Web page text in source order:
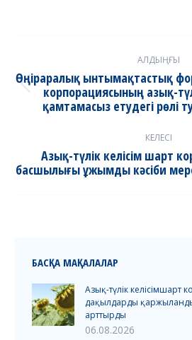
navigation
АЛДЫҢҒЫ
post:
Өңіраралық ынтымақтастық
корпорациясының азық-
қамтамасыз етудегі рөлі
КЕЛЕСІ
Next
post:
Азық-түлік келісім шарт
басшылығы ұжымды кәсіби
БАСҚА МАҚАЛАЛАР
Азық-түлік
дақылдарды
арттырды
06.08.2026